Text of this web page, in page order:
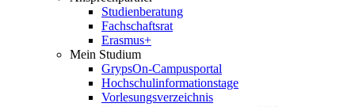
Studienberatung
Fachschaftsrat
Erasmus+
Mein Studium
GrypsOn-Campusportal
Hochschulinformationstage
Vorlesungsverzeichnis